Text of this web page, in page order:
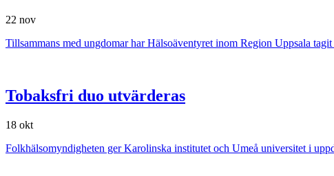
22 nov
Tillsammans med ungdomar har Hälsoäventyret inom Region Uppsala
Tobaksfri duo utvärderas
18 okt
Folkhälsomyndigheten ger Karolinska institutet och Umeå universitet i